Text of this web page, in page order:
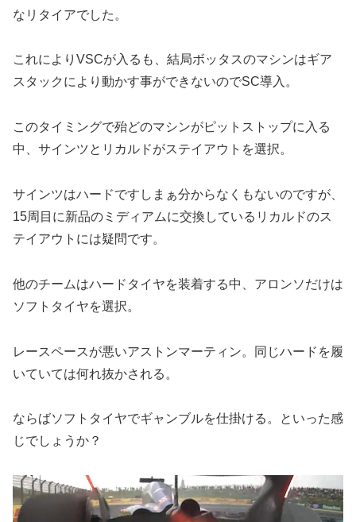
なリタイアでした。
これによりVSCが入るも、結局ボッタスのマシンはギア
スタックにより動かす事ができないのでSC導入。
このタイミングで殆どのマシンがピットストップに入る
中、サインツとリカルドがステイアウトを選択。
サインツはハードですしまぁ分からなくもないのですが、
15周目に新品のミディアムに交換しているリカルドのス
テイアウトには疑問です。
他のチームはハードタイヤを装着する中、アロンソだけは
ソフトタイヤを選択。
レースペースが悪いアストンマーティン。同じハードを履
いていては何れ抜かされる。
ならばソフトタイヤでギャンブルを仕掛ける。といった感
じでしょうか？